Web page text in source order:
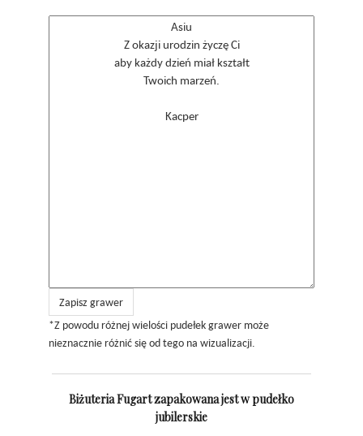
Zapisz grawer
*Z powodu różnej wielości pudełek grawer może
nieznacznie różnić się od tego na wizualizacji.
Biżuteria Fugart zapakowana jest w pudełko
jubilerskie